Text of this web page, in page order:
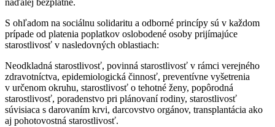
naďalej bezplatné.
S ohľadom na sociálnu solidaritu a odborné princípy sú v každom
prípade od platenia poplatkov oslobodené osoby prijímajúce
starostlivosť v nasledovných oblastiach:
Neodkladná starostlivosť, povinná starostlivosť v rámci verejného
zdravotníctva, epidemiologická činnosť, preventívne vyšetrenia
v určenom okruhu, starostlivosť o tehotné ženy, popôrodná
starostlivosť, poradenstvo pri plánovaní rodiny, starostlivosť
súvisiaca s darovaním krvi, darcovstvo orgánov, transplantácia ako
aj pohotovostná starostlivosť.